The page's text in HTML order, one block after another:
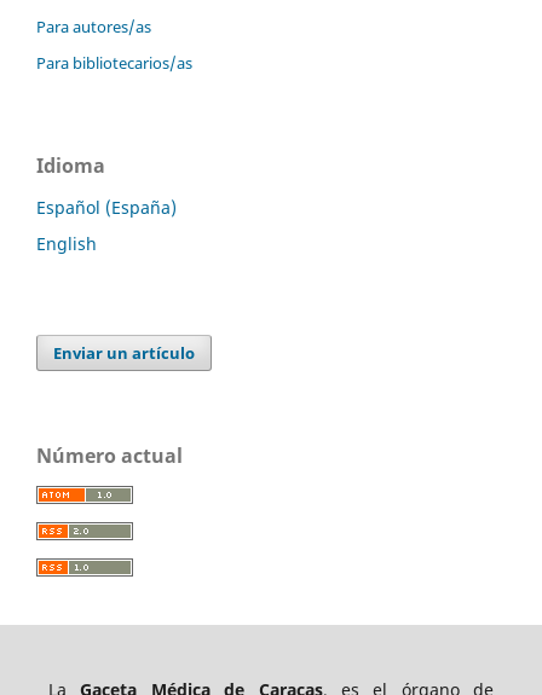
Para autores/as
Para bibliotecarios/as
Idioma
Español (España)
English
Enviar un artículo
Número actual
LaGaceta Médica de Caracas, es el órgano de